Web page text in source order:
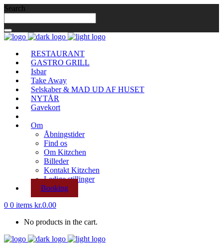
Search
RESTAURANT
GASTRO GRILL
Isbar
Take Away
Selskaber & MAD UD AF HUSET
NYTÅR
Gavekort
Om
Åbningstider
Find os
Om Kitzchen
Billeder
Kontakt Kitzchen
Ledige stillinger
Booking
0 0 items kr.0.00
No products in the cart.